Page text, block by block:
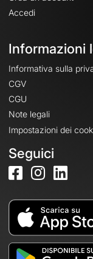
Accedi
Informazioni
Informativa sulla
CGV
CGU
Note legali
Impostazioni dei
Seguici